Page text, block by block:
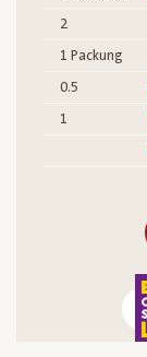
2
1 Packung
0.5
1